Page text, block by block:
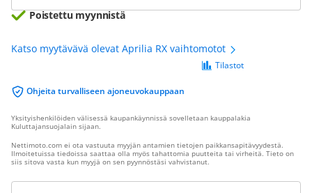
Poistettu myynnistä
Katso myytävävä olevat Aprilia RX vaihtomotot
Ohjeita turvalliseen ajoneuvokauppaan
Tilastot
Yksityishenkilöiden välisessä kaupankäynnissä sovelletaan kauppalakia
Kuluttajansuojalain sijaan.
Nettimoto.com ei ota vastuuta myyjän antamien tietojen paikkansapitävyydestä.
Ilmoitetuissa tiedoissa saattaa olla myös tahattomia puutteita tai virheitä. Tieto on
siis sitova vasta kun myyjä on sen pyynnöstäsi vahvistanut.